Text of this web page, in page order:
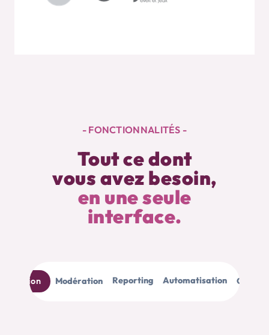
- FONCTIONNALITÉS -
Tout ce dont
vous avez besoin,
en une seule
interface.
Modération Reporting Automatisation